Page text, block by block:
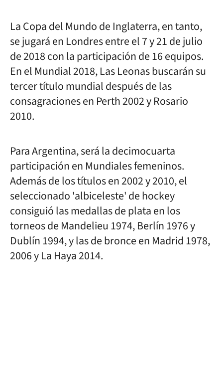
La Copa del Mundo de Inglaterra, en tanto,
se jugará en Londres entre el 7 y 21 de julio
de 2018 con la participación de 16 equipos.
En el Mundial 2018, Las Leonas buscarán su
tercer título mundial después de las
consagraciones en Perth 2002 y Rosario
2010.
Para Argentina, será la decimocuarta
participación en Mundiales femeninos.
Además de los títulos en 2002 y 2010, el
seleccionado 'albiceleste' de hockey
consiguió las medallas de plata en los
torneos de Mandelieu 1974, Berlín 1976 y
Dublín 1994, y las de bronce en Madrid 1978,
2006 y La Haya 2014.